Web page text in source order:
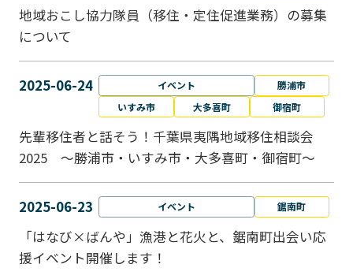
地域おこし協力隊員（移住・定住促進業務）の募集
について
2025-06-24 イベント
勝浦市
いすみ市
大多喜町 御宿町
先輩移住者と話そう！千葉県夷隅地域移住相談会
2025 ～勝浦市・いすみ市・大多喜町・御宿町～
2025-06-23 イベント 鋸南町
「はなび×ばんや」漁港と花火と、鋸南町出会い応
援イベント開催します！